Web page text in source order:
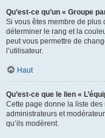
Qu’est-ce qu’un « Groupe
Si vous êtes membre de plus
déterminer le rang et la
peut vous permettre de
l’utilisateur.
Haut
Qu’est-ce que le lien «
Cette page donne la liste des
administrateurs et
qu’ils modèrent.